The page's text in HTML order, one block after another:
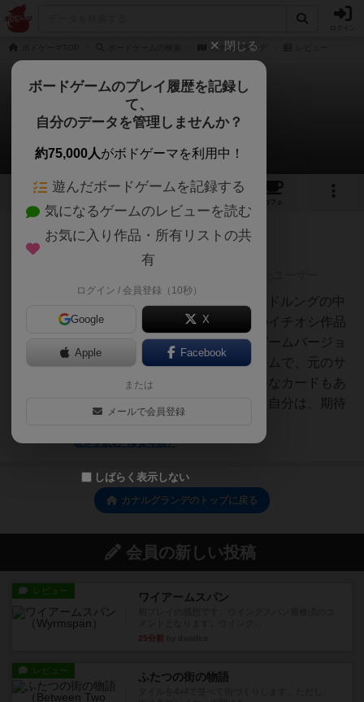
カナルグランデ
カナルグランデ
1件のレビュー
3 1
カフェ
458名
5/10正直、微妙なゲームが多いアドルングの中
でも、高評価のレアゲー。古参のイチオシ作品
の１つ「サンマルコ」のカードゲームバージョ
ン。基本はケーキ切り分けのゲームで、元のサ
ンマルコよろしく、なかなか派手なカードもあ
る。もともとアドルンガーである自分は、期待
続きを読む（約2年前）
カナルグランデのトップに戻る
会員の新しい投稿
レビュー ワイアームスパン
25分前
レビュー ふたつの街の物語
閉じる
ボードゲームのプレイ履歴を記録し
て、
自分のデータを管理しませんか？
約75,000人がボドゲーマを利用中！
遊んだボードゲームを記録する
気になるゲームのレビューを読む
お気に入り作品・所有リストの共
有
ログイン / 会員登録（10秒）
Google X
Apple Facebook
または
メールで会員登録
しばらく表示しない